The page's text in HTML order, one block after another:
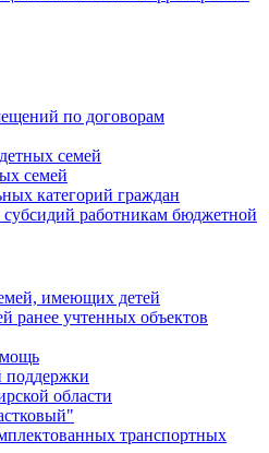
по договорам
семей
семей
категорий граждан
работникам бюджетной
имеющих детей
ранее учтенных объектов
поддержки
области
транспортных